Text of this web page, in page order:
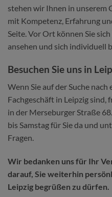
stehen wir Ihnen in unserem
mit Kompetenz, Erfahrung
Seite. Vor Ort können Sie
ansehen und sich individuell
Besuchen Sie uns in
Wenn Sie auf der Suche nach
Fachgeschäft in Leipzig sind,
in der Merseburger Straße
bis Samstag für Sie da und
Fragen.
Wir bedanken uns für Ihr
darauf, Sie weiterhin
Leipzig begrüßen zu dürfen.